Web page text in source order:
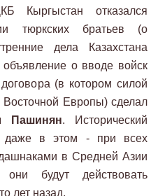
Кыргыстан отказался
тюркских братьев (о
дела Казахстана
объявление о вводе войск
(в котором силой
Европы) сделал
Пашинян. Исторический
даже в этом - при всех
в Средней Азии
они будут действовать
лет назад.